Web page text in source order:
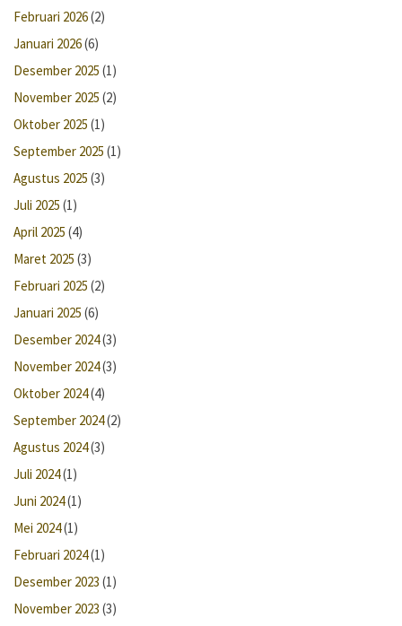
Februari 2026(2)
Januari 2026(6)
Desember 2025 (1)
November 2025 (2)
Oktober 2025 (1)
September 2025 (1)
Agustus 2025 (3)
Juli 2025 (1)
April 2025 (4)
Maret 2025 (3)
Februari 2025 (2)
Januari 2025 (6)
Desember 2024(3)
November 2024(3)
Oktober 2024(4)
September 2024(2)
Agustus 2024(3)
Juli 2024(1)
Juni 2024(1)
Mei 2024(1)
Februari 2024(1)
Desember 2023 (1)
November 2023 (3)